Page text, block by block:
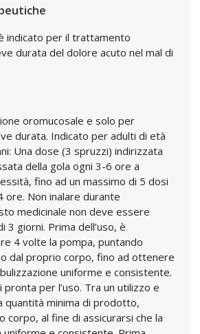
indicato per il trattamento
durata del dolore acuto nel mal di
oromucosale e solo per
durata. Indicato per adulti di età
Una dose (3 spruzzi) indirizzata
della gola ogni 3-6 ore a
fino ad un massimo di 5 dosi
ore. Non inalare durante
medicinale non deve essere
3 giorni. Prima dell’uso, è
4 volte la pompa, puntando
dal proprio corpo, fino ad ottenere
uniforme e consistente.
pronta per l’uso. Tra un utilizzo e
quantità minima di prodotto,
corpo, al fine di assicurarsi che la